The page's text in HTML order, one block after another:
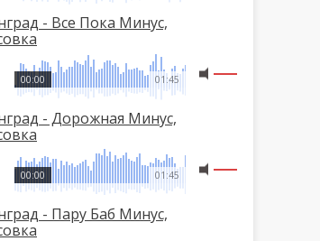
- Все Пока Минус,
01:45
00:00
- Дорожная Минус,
01:45
00:00
- Пару Баб Минус,